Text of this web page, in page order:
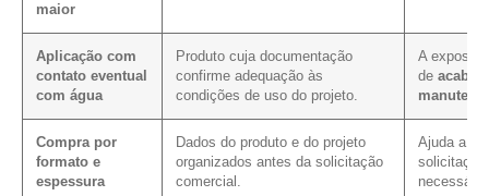
maior
Aplicação com
contato eventual
com água
Produto cuja documentação
confirme adequação às
condições de uso do projeto.
A
de
Compra por
formato e
espessura
Dados do produto e do projeto
organizados antes da solicitação
comercial.
Ajuda a